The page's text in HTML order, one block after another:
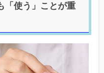
「使う」ことが重